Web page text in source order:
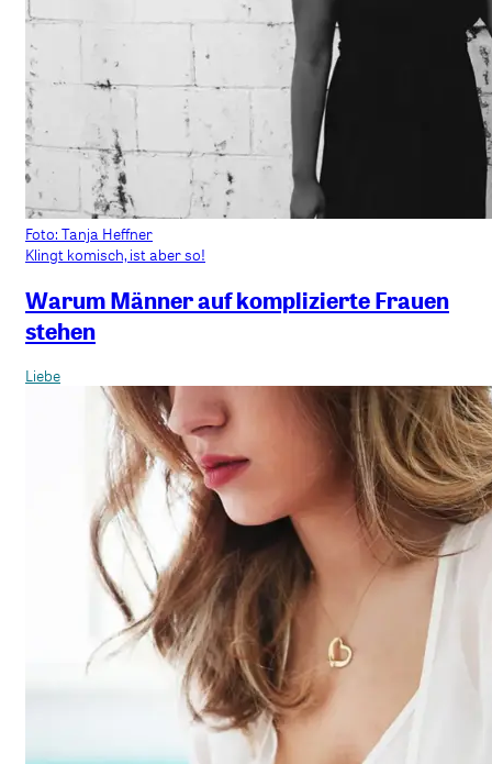
Foto: Tanja Heffner
Klingt komisch, ist aber so!
Warum Männer auf komplizierte Frauen
stehen
Liebe